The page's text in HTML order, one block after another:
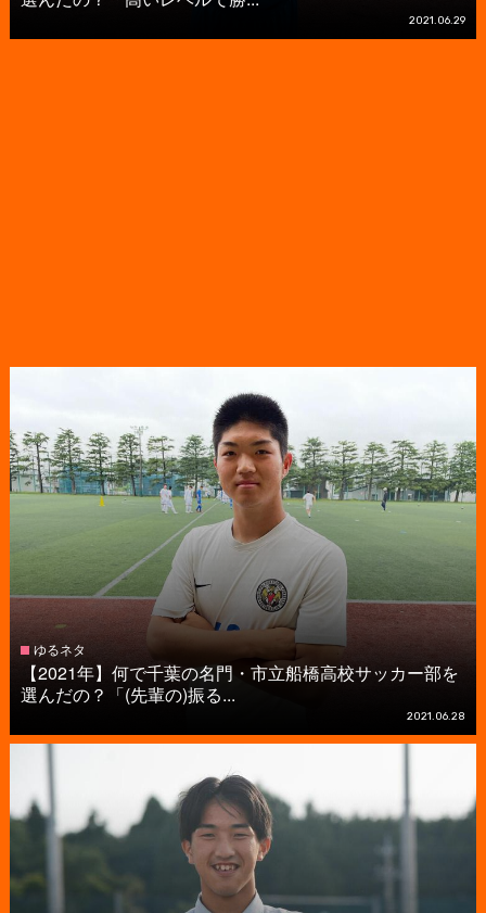
2021.06.29
ゆるネタ
【2021年】何で千葉の名門・市立船橋高校サッカー部を
選んだの？「(先輩の)振る...
2021.06.28